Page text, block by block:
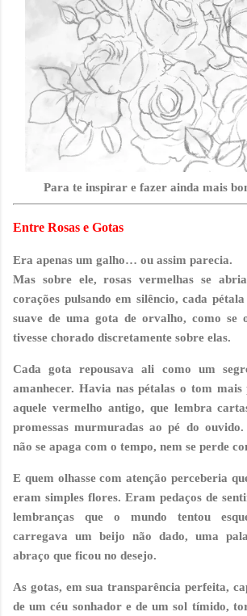
Para te inspirar e fazer ainda mais
Entre Rosas e Gotas
Era apenas um galho… ou assim parecia.
Mas sobre ele, rosas vermelhas se
corações pulsando em silêncio, cada
suave de uma gota de orvalho, como se
tivesse chorado discretamente sobre elas.
Cada gota repousava ali como um
amanhecer. Havia nas pétalas o tom
aquele vermelho antigo, que lembra
promessas murmuradas ao pé do
não se apaga com o tempo, nem se perde
E quem olhasse com atenção perceberia
eram simples flores. Eram pedaços de
lembranças que o mundo tentou
carregava um beijo não dado, uma
abraço que ficou no desejo.
As gotas, em sua transparência perfeita,
de um céu sonhador e de um sol tímido,